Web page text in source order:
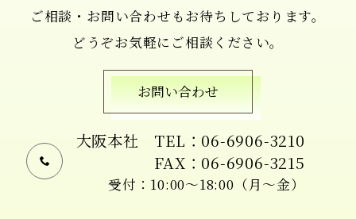
ご相談・お問い合わせもお待ちしております。
どうぞお気軽にご相談ください。
お問い合わせ
大阪本社 TEL：06-6906-3210
FAX：06-6906-3215
受付：10:00〜18:00（月〜金）